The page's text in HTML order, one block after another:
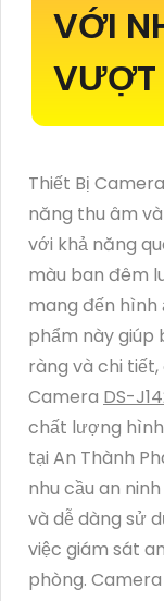
VỚI
VƯỢT
Thiết Bị Camera
năng thu âm
với khả năng
màu ban đêm
mang đến hình
phẩm này giúp
ràng và chi
Camera DS-
chất lượng
tại An Thành
nhu cầu an
và dễ dàng sử
việc giám sát
phòng. Camera